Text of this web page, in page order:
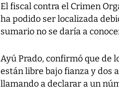
El fiscal contra el Crimen
ha podido ser localizada
sumario no se daría a
Ayú Prado, confirmó que de
están libre bajo fianza y dos
llamando a declarar a un